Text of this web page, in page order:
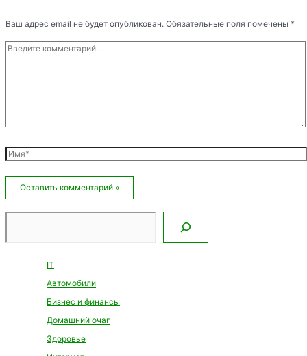
Ваш адрес email не будет опубликован. Обязательные поля помечены *
Введите
комментарий...
Имя*
IT
Автомобили
Бизнес и финансы
Домашний очаг
Здоровье